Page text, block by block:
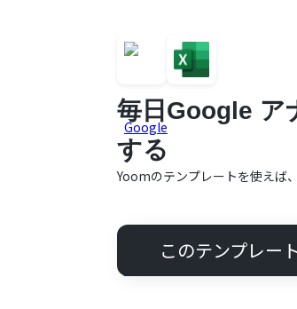
毎日Google ア
する
Yoomのテンプレートを使えば
このテンプレー